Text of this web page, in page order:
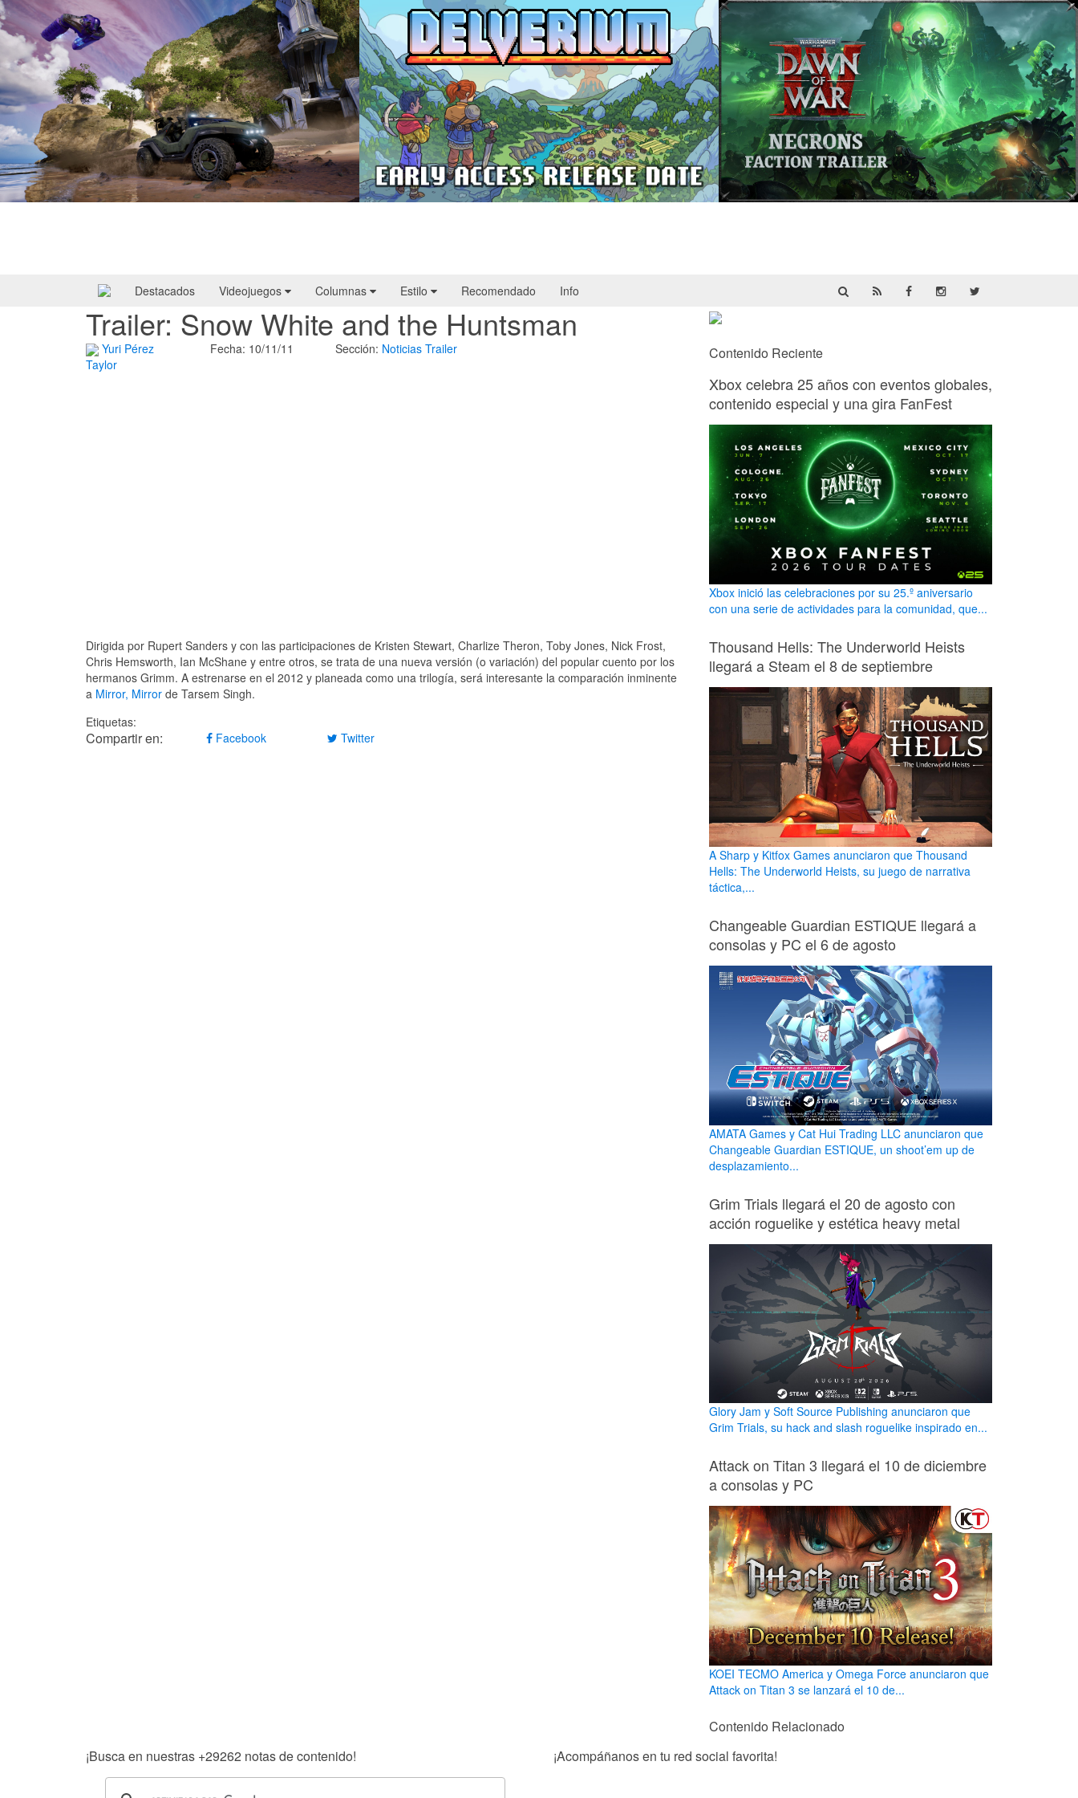
Destacados Videojuegos Columnas Estilo Recomendado Info
Trailer: Snow White and the Huntsman
Yuri Pérez
Taylor
Fecha: 10/11/11 Sección: Noticias Trailer
Dirigida por Rupert Sanders y con las participaciones de Kristen Stewart, Charlize Theron, Toby Jones, Nick Frost,
Chris Hemsworth, Ian McShane y entre otros, se trata de una nueva versión (o variación) del popular cuento por los
hermanos Grimm. A estrenarse en el 2012 y planeada como una trilogía, será interesante la comparación inminente
a Mirror, Mirror de Tarsem Singh.
Etiquetas:
Compartir en: Facebook Twitter
Contenido Reciente
Xbox celebra 25 años con eventos globales,
contenido especial y una gira FanFest
Xbox inició las celebraciones por su 25.º aniversario
con una serie de actividades para la comunidad, que...
Thousand Hells: The Underworld Heists
llegará a Steam el 8 de septiembre
A Sharp y Kitfox Games anunciaron que Thousand
Hells: The Underworld Heists, su juego de narrativa
táctica,...
Changeable Guardian ESTIQUE llegará a
consolas y PC el 6 de agosto
AMATA Games y Cat Hui Trading LLC anunciaron que
Changeable Guardian ESTIQUE, un shoot’em up de
desplazamiento...
Grim Trials llegará el 20 de agosto con
acción roguelike y estética heavy metal
Glory Jam y Soft Source Publishing anunciaron que
Grim Trials, su hack and slash roguelike inspirado en...
Attack on Titan 3 llegará el 10 de diciembre
a consolas y PC
KOEI TECMO America y Omega Force anunciaron que
Attack on Titan 3 se lanzará el 10 de...
Contenido Relacionado
¡Busca en nuestras +29262 notas de contenido! ¡Acompáñanos en tu red social favorita!